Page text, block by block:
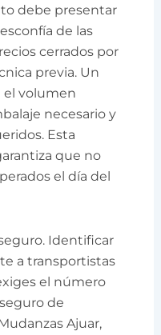
debe presentar
de las
cerrados por
previa. Un
el volumen
necesario y
Esta
que no
el día del
Identificar
a transportistas
el número
de
Ajuar,